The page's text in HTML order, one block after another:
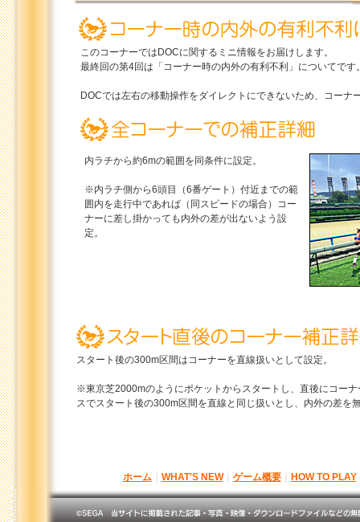
このコーナーではDOCに関するミニ情報をお届けします。
最終回の第4回は「コーナー時の内外の有利不利」についてです
DOCでは左右の移動操作をダイレクトにできないため、コー
内ラチから約6mの範囲を同条件に設定。
※内ラチ側から6頭目（6番ゲート）付近までの範
囲内を走行中であれば（同スピードの場合）コー
ナーに差し掛かっても内外の差が出ないよう設
定。
スタート後の300m区間はコーナーを直線扱いとして設定。
※東京芝2000mのようにポケットからスタートし、直後にコー
スでスタート後の300m区間を直線と同じ扱いとし、内外の差を
ホーム｜ WHAT'S NEW｜ ゲーム概要｜ HOW TO PLAY